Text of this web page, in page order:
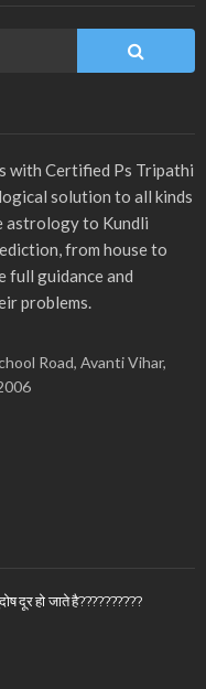
with Certified Ps Tripathi
solution to all kinds
astrology to Kundli
from house to
full guidance and
problems.
Road, Avanti Vihar,
दूर हो जाते है??????????